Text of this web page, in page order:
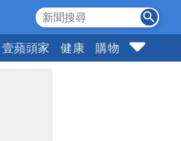
壹蘋頭家 健康 購物 女神